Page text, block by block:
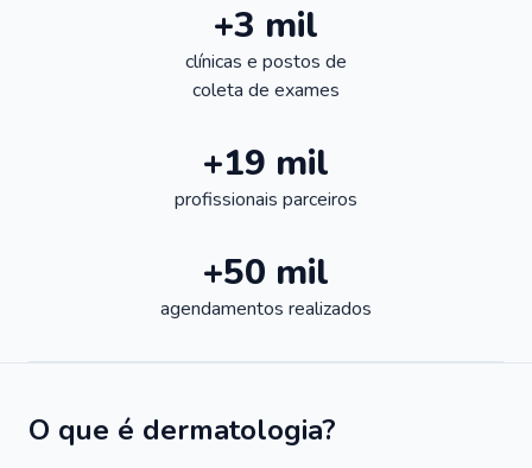
+3 mil
clínicas e postos de
coleta de exames
+19 mil
profissionais parceiros
+50 mil
agendamentos realizados
O que é dermatologia?